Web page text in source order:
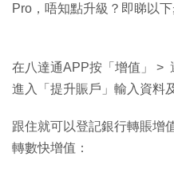
Pro，唔知點升級？即睇以下
在八達通APP按「增值」 >
進入「提升賑戶」輸入資料
跟住就可以登記銀行轉賬增
轉數快增值：